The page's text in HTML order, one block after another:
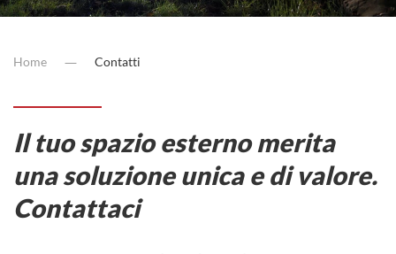
Home Contatti
Il tuo spazio esterno merita
una soluzione unica e di valore.
Contattaci